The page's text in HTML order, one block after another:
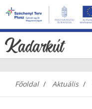
Főoldal Aktuális